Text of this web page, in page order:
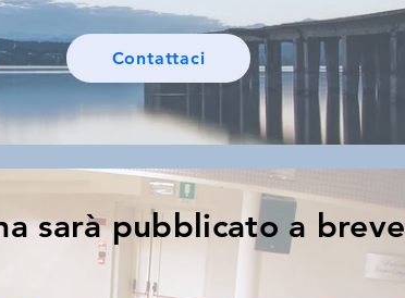
Contattaci
sarà pubblicato a breve